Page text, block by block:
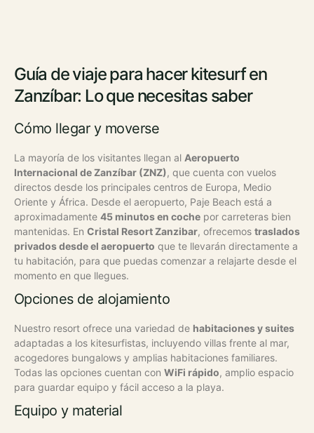
Guía de viaje para hacer kitesurf en
Zanzíbar: Lo que necesitas saber
Cómo llegar y moverse
La mayoría de los visitantes llegan al Aeropuerto
Internacional de Zanzíbar (ZNZ), que cuenta con vuelos
directos desde los principales centros de Europa, Medio
Oriente y África. Desde el aeropuerto, Paje Beach está a
aproximadamente 45 minutos en coche por carreteras bien
mantenidas. En Cristal Resort Zanzibar, ofrecemos traslados
privados desde el aeropuerto que te llevarán directamente a
tu habitación, para que puedas comenzar a relajarte desde el
momento en que llegues.
Opciones de alojamiento
Nuestro resort ofrece una variedad de habitaciones y suites
adaptadas a los kitesurfistas, incluyendo villas frente al mar,
acogedores bungalows y amplias habitaciones familiares.
Todas las opciones cuentan con WiFi rápido, amplio espacio
para guardar equipo y fácil acceso a la playa.
Equipo y material